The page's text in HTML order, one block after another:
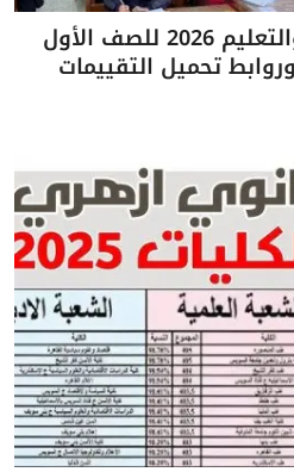
تقييمات وزارة التربية والتعليم 2026 للصف الأول
تحميل التقييمات